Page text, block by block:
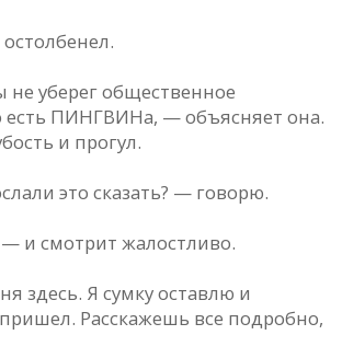
не уберег общественное
есть ПИНГВИНа, — объясняет она.
и прогул.
это сказать? — говорю.
и смотрит жалостливо.
здесь. Я сумку оставлю и
Расскажешь все подробно,